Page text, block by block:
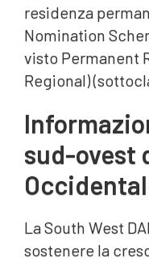
residenza
Nomination
visto Permanent
Regional)
sud-ovest
La South West
sostenere la